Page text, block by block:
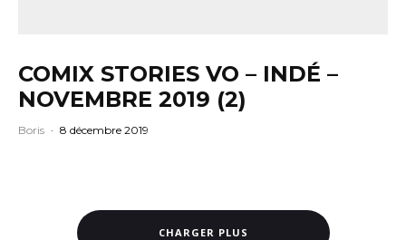
COMIX STORIES VO – INDÉ –
NOVEMBRE 2019 (2)
Boris · 8 décembre 2019
CHARGER PLUS